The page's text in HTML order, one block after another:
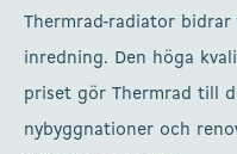
Thermrad-radiator
inredning. Den höga
priset gör Thermrad till
nybyggnationer och